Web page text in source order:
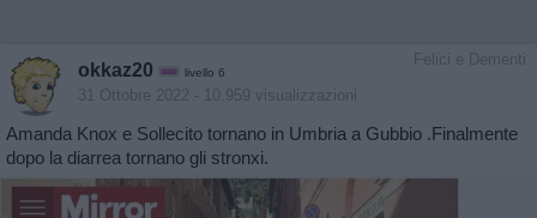
Felici e Dementi
okkaz20 livello 6
31 Ottobre 2022 - 10.959 visualizzazioni
Amanda Knox e Sollecito tornano in Umbria a Gubbio .Finalmente
dopo la diarrea tornano gli stronxi.